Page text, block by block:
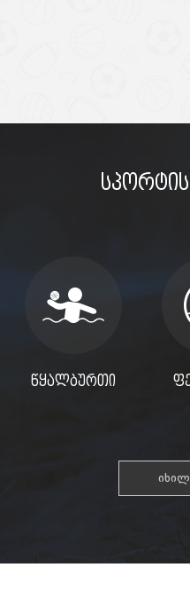
სპორტის
წყალბურთი